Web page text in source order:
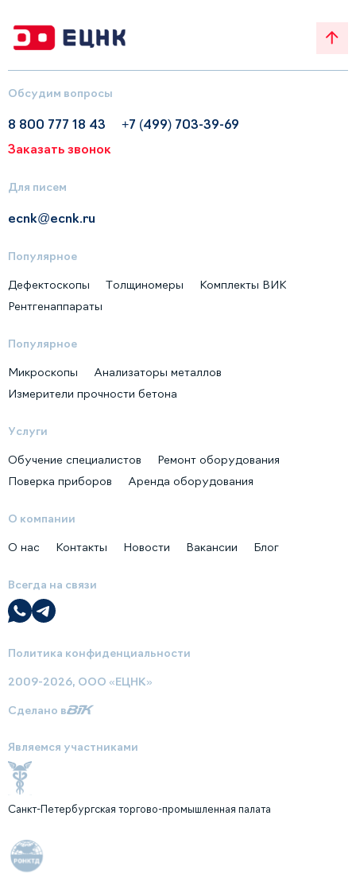
Обсудим вопросы
8 800 777 18 43
+7 (499) 703-39-69
Заказать звонок
Для писем
ecnk@ecnk.ru
Популярное
Дефектоскопы Толщиномеры
Комплекты ВИК
Рентгенаппараты
Популярное
Микроскопы
Анализаторы металлов
Измерители прочности бетона
Услуги
Обучение специалистов
Ремонт оборудования
Поверка приборов
Аренда оборудования
О компании
О нас Контакты Новости Вакансии Блог
Всегда на связи
Политика конфиденциальности
2009-2026, ООО «ЕЦНК»
Сделано в
Являемся участниками
Санкт-Петербургская торгово-промышленная палата